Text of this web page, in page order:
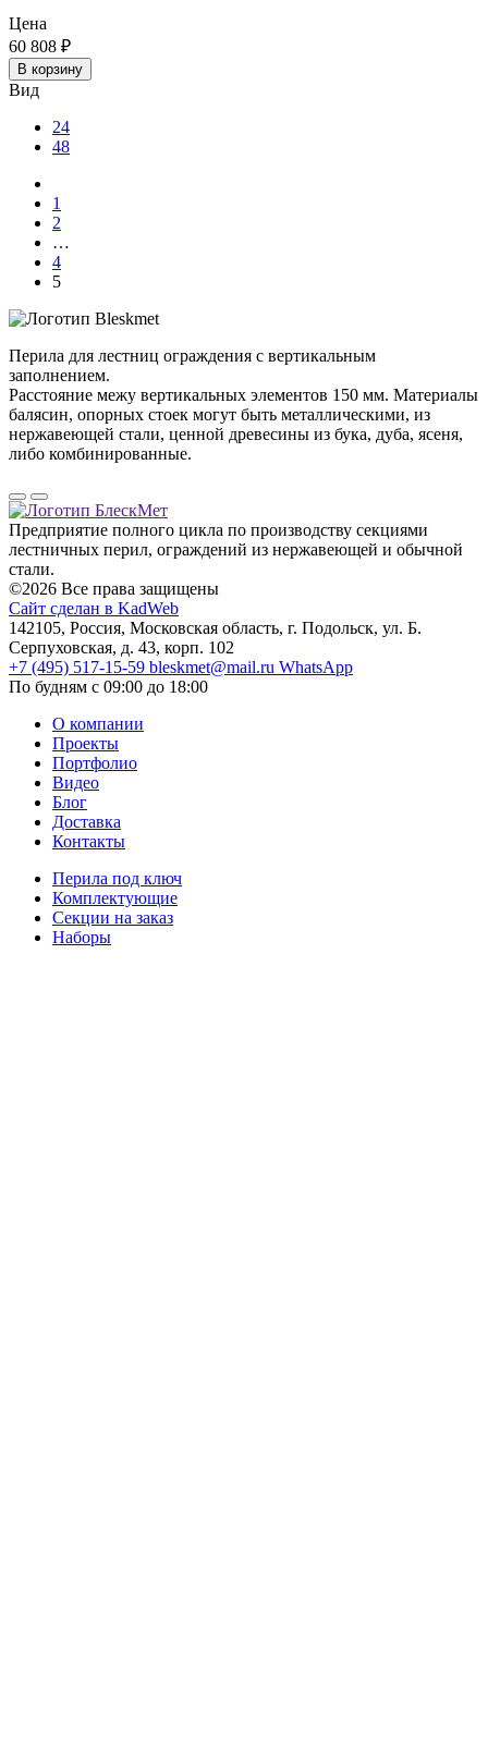
Цена
60 808 ₽
В корзину
Вид
24
48
1
2
…
4
5
Перила для лестниц ограждения с вертикальным
заполнением.
Расстояние межу вертикальных элементов 150 мм. Материалы
балясин, опорных стоек могут быть металлическими, из
нержавеющей стали, ценной древесины из бука, дуба, ясеня,
либо комбинированные.
Предприятие полного цикла по производству секциями
лестничных перил, ограждений из нержавеющей и обычной
стали.
©2026 Все права защищены
Сайт сделан в KadWeb
142105, Россия, Московская область, г. Подольск, ул. Б.
Серпуховская, д. 43, корп. 102
+7 (495) 517-15-59 bleskmet@mail.ru WhatsApp
По будням с 09:00 до 18:00
О компании
Проекты
Портфолио
Видео
Блог
Доставка
Контакты
Перила под ключ
Комплектующие
Секции на заказ
Наборы